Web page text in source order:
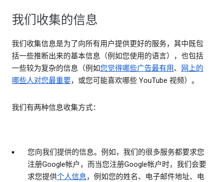
我们收集的信息
我们收集信息是为了向所有用户提供更好的服务，其中既包
括一些推断出来的基本信息（例如您使用的语言），也包括
一些较为复杂的信息（例如您觉得哪些广告最有用、
网上的
哪些人对您最重要，或您可能喜欢哪些 YouTube 视频）。
我们有两种信息收集方式：
您向我们提供的信息。例如，我们的很多服务都要求您
注册Google帐户，而当您注册Google帐户时，我们会要
求您提供个人信息，例如您的姓名、电子邮件地址、电